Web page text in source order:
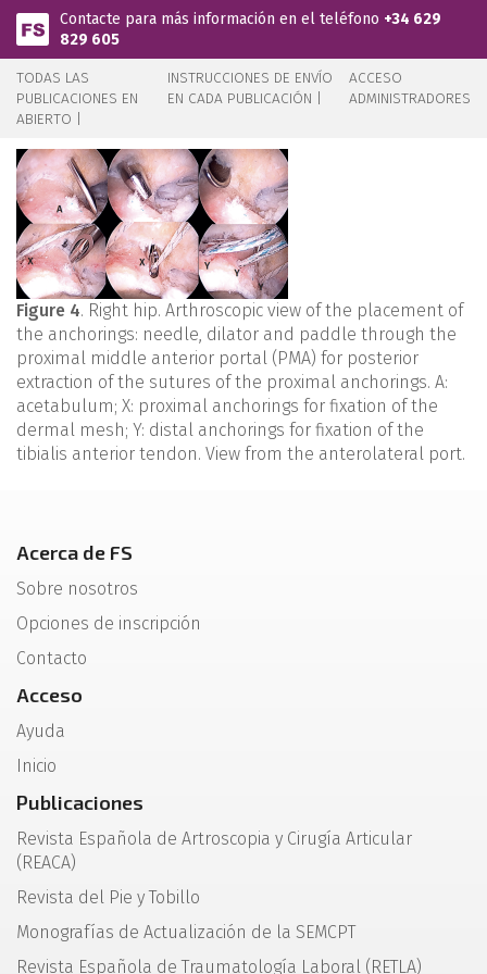
Pasar al contenido principal
Contacte para más información en el teléfono +34 629
829 605
TODAS LAS
PUBLICACIONES EN
ABIERTO |
INSTRUCCIONES DE ENVÍO
EN CADA PUBLICACIÓN |
ACCESO
ADMINISTRADORES
Figure 4. Right hip. Arthroscopic view of the placement of
the anchorings: needle, dilator and paddle through the
proximal middle anterior portal (PMA) for posterior
extraction of the sutures of the proximal anchorings. A:
acetabulum; X: proximal anchorings for fixation of the
dermal mesh; Y: distal anchorings for fixation of the
tibialis anterior tendon. View from the anterolateral port.
Acerca de FS
Sobre nosotros
Opciones de inscripción
Contacto
Acceso
Ayuda
Inicio
Publicaciones
Revista Española de Artroscopia y Cirugía Articular
(REACA)
Revista del Pie y Tobillo
Monografías de Actualización de la SEMCPT
Revista Española de Traumatología Laboral (RETLA)